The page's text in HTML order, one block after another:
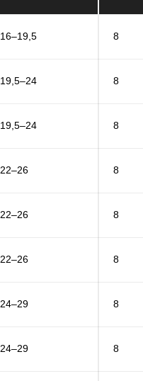
16–19,5 8
19,5–24 8
19,5–24 8
22–26 8
22–26 8
22–26 8
24–29 8
24–29 8